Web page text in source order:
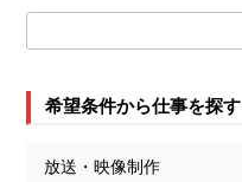
希望条件から仕事を探す
放送・映像制作